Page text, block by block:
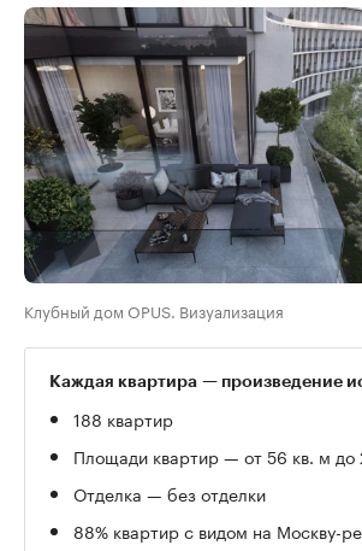
Клубный дом OPUS. Визуализация
Каждая квартира — произведение
188 квартир
Площади квартир — от 56 кв. м до
Отделка — без отделки
88% квартир с видом на Москву-